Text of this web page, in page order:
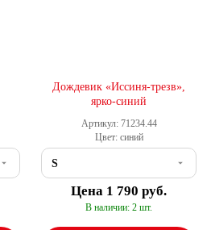
Дождевик «Иссиня-трезв»,
ярко-синий
Артикул: 71234.44
Цвет: синий
Цена 1 790 руб.
В наличии: 2 шт.